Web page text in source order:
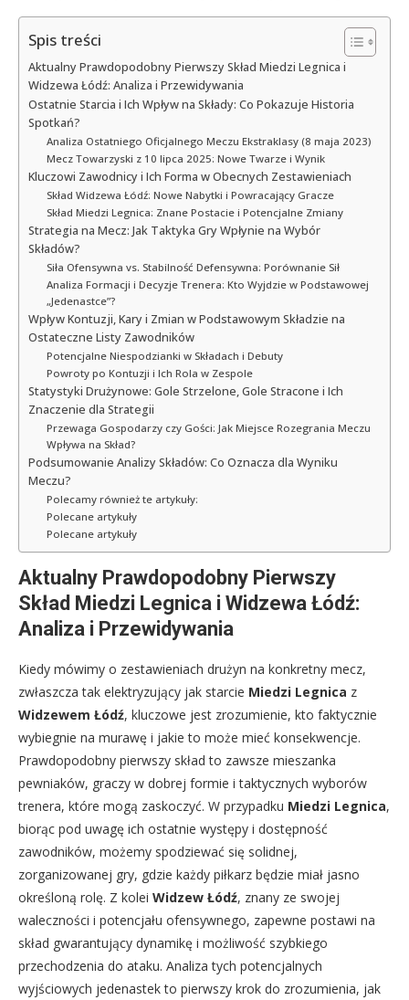
Spis treści
Aktualny Prawdopodobny Pierwszy Skład Miedzi Legnica i
Widzewa Łódź: Analiza i Przewidywania
Ostatnie Starcia i Ich Wpływ na Składy: Co Pokazuje Historia
Spotkań?
Analiza Ostatniego Oficjalnego Meczu Ekstraklasy (8 maja 2023)
Mecz Towarzyski z 10 lipca 2025: Nowe Twarze i Wynik
Kluczowi Zawodnicy i Ich Forma w Obecnych Zestawieniach
Skład Widzewa Łódź: Nowe Nabytki i Powracający Gracze
Skład Miedzi Legnica: Znane Postacie i Potencjalne Zmiany
Strategia na Mecz: Jak Taktyka Gry Wpłynie na Wybór
Składów?
Siła Ofensywna vs. Stabilność Defensywna: Porównanie Sił
Analiza Formacji i Decyzje Trenera: Kto Wyjdzie w Podstawowej
„Jedenastce”?
Wpływ Kontuzji, Kary i Zmian w Podstawowym Składzie na
Ostateczne Listy Zawodników
Potencjalne Niespodzianki w Składach i Debuty
Powroty po Kontuzji i Ich Rola w Zespole
Statystyki Drużynowe: Gole Strzelone, Gole Stracone i Ich
Znaczenie dla Strategii
Przewaga Gospodarzy czy Gości: Jak Miejsce Rozegrania Meczu
Wpływa na Skład?
Podsumowanie Analizy Składów: Co Oznacza dla Wyniku
Meczu?
Polecamy również te artykuły:
Polecane artykuły
Polecane artykuły
Aktualny Prawdopodobny Pierwszy
Skład Miedzi Legnica i Widzewa Łódź:
Analiza i Przewidywania
Kiedy mówimy o zestawieniach drużyn na konkretny mecz,
zwłaszcza tak elektryzujący jak starcie Miedzi Legnica z
Widzewem Łódź, kluczowe jest zrozumienie, kto faktycznie
wybiegnie na murawę i jakie to może mieć konsekwencje.
Prawdopodobny pierwszy skład to zawsze mieszanka
pewniaków, graczy w dobrej formie i taktycznych wyborów
trenera, które mogą zaskoczyć. W przypadku Miedzi Legnica,
biorąc pod uwagę ich ostatnie występy i dostępność
zawodników, możemy spodziewać się solidnej,
zorganizowanej gry, gdzie każdy piłkarz będzie miał jasno
określoną rolę. Z kolei Widzew Łódź, znany ze swojej
waleczności i potencjału ofensywnego, zapewne postawi na
skład gwarantujący dynamikę i możliwość szybkiego
przechodzenia do ataku. Analiza tych potencjalnych
wyjściowych jedenastek to pierwszy krok do zrozumienia, jak